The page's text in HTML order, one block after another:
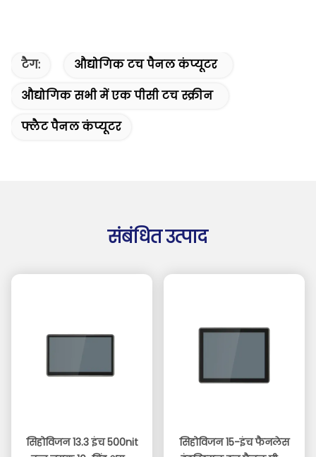
टैग:
औद्योगिक टच पैनल कंप्यूटर
औद्योगिक सभी में एक पीसी टच स्क्रीन
फ्लैट पैनल कंप्यूटर
संबंधित उत्पाद
सिहोविजन 13.3 इंच 500nit
सिहोविजन 15-इंच फैनलेस